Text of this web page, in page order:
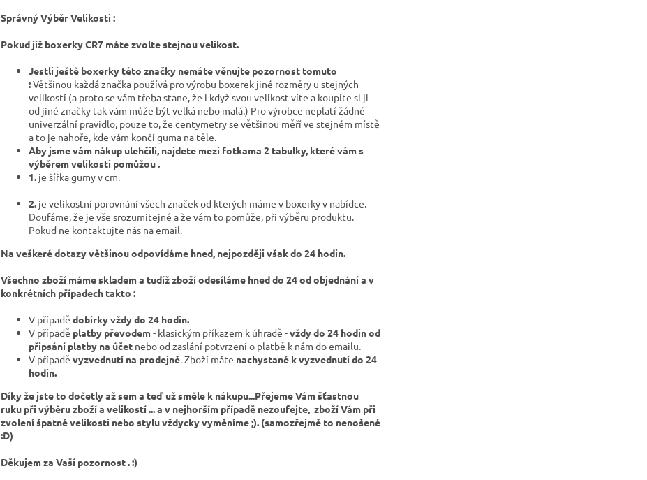
Správný Výběr Velikosti :
Pokud již boxerky CR7 máte zvolte stejnou velikost.
Jestli ještě boxerky této značky nemáte věnujte pozornost tomuto
:Většinou každá značka používá pro výrobu boxerek jiné rozměry u stejných
velikostí (a proto se vám třeba stane, že i když svou velikost víte a koupíte si ji
od jiné značky tak vám může být velká nebo malá.) Pro výrobce neplatí žádné
univerzální pravidlo, pouze to, že centymetry se většinou měří ve stejném místě
a to je nahoře, kde vám končí guma na těle.
Aby jsme vám nákup ulehčili, najdete mezi fotkama 2 tabulky, které vám s
výběrem velikosti pomůžou .
1. je šířka gumy v cm.
2. je velikostní porovnání všech značek od kterých máme v boxerky v nabídce.
Doufáme, že je vše srozumitejné a že vám to pomůže, při výběru produktu.
Pokud ne kontaktujte nás na email.
Na veškeré dotazy většinou odpovídáme hned, nejpozději však do 24 hodin.
Všechno zboží máme skladem a tudíž zboží odesíláme hned do 24 od objednání a v
konkrétních případech takto :
V případě dobírky vždy do 24 hodin.
V případě platby převodem- klasickým příkazem k úhradě -vždy do 24 hodin od
připsání platby na účet nebo od zaslání potvrzení o platbě k nám do emailu.
V případě vyzvednutí na prodejně . Zboží máte nachystané k vyzvednutí do 24
hodin.
Díky že jste to dočetly až sem a teď už směle k nákupu...Přejeme Vám šťastnou
ruku při výběru zboží a velikostí ... a v nejhorším případě nezoufejte, zboží Vám při
zvolení špatné velikosti nebo stylu vždycky vyměníme ;). (samozřejmě to nenošené
:D)
Děkujem za Vaší pozornost . :)